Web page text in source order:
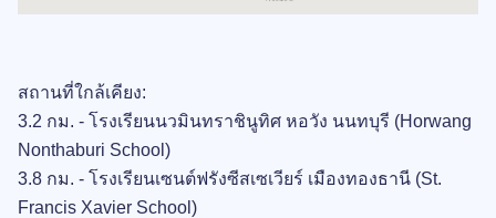
สถานที่ใกล้เคียง:
3.2 กม. - โรงเรียนนวมินทราชินูทิศ หอวัง นนทบุรี (Horwang
Nonthaburi School)
3.8 กม. - โรงเรียนเซนต์ฟรังซีสเซเวียร์ เมืองทองธานี (St.
Francis Xavier School)